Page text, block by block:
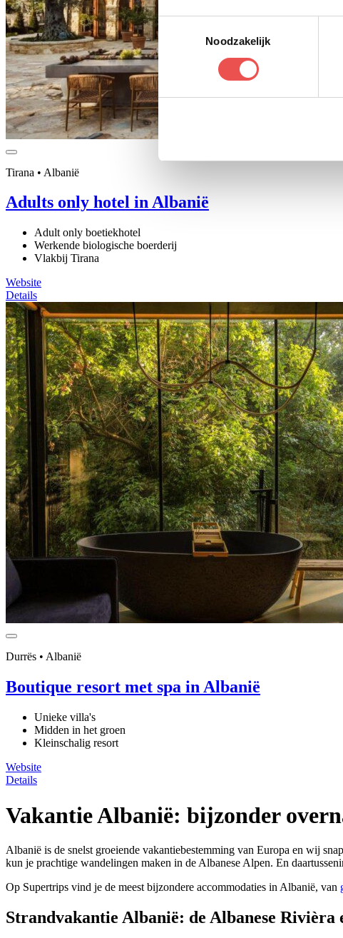
Toestemmingsselectie
Noodzakelijk
Tirana • Albanië
Adults only hotel in Albanië
Adult only boetiekhotel
Werkende biologische boerderij
Vlakbij Tirana
Website
Details
Durrës • Albanië
Boutique resort met spa in Albanië
Unieke villa's
Midden in het groen
Kleinschalig resort
Website
Details
Vakantie Albanië: bijzonder
Albanië is de snelst groeiende vakantiebestemming van Europa en wij
kun je prachtige wandelingen maken in de Albanese Alpen. En
Op Supertrips vind je de meest bijzondere accommodaties in Albanië, van
Strandvakantie Albanië: de Albanese Rivièra